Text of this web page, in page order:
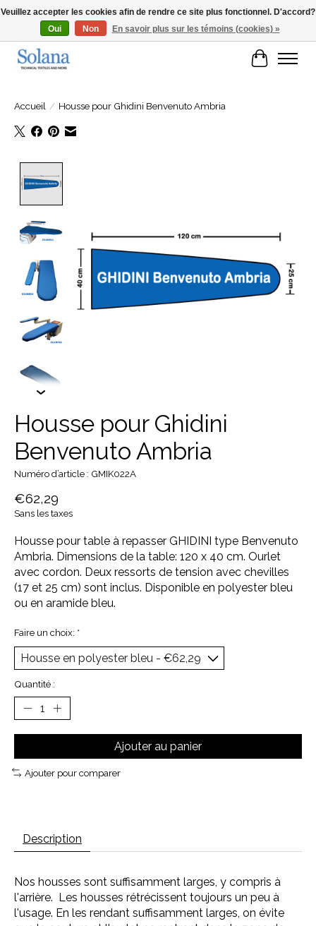
Site Web pour clients professionels
Panier
Accueil / Housse pour Ghidini Benvenuto Ambria
Housse pour Ghidini
Benvenuto Ambria
Numéro d’article : GMIK022A
€62,29
Sans les taxes
Housse pour table à repasser GHIDINI type Benvenuto
Ambria. Dimensions de la table: 120 x 40 cm. Ourlet
avec cordon. Deux ressorts de tension avec chevilles
(17 et 25 cm) sont inclus. Disponible en polyester bleu
ou en aramide bleu.
Faire un choix: *
Quantité :
Ajouter au panier
Ajouter pour comparer
Description
Nos housses sont suffisamment larges, y compris à
l'arrière. Les housses rétrécissent toujours un peu à
l'usage. En les rendant suffisamment larges, on évite
Veuillez accepter les cookies afin de rendre ce site plus fonctionnel. D'accord?
Oui
Non En savoir plus sur les témoins (cookies) »